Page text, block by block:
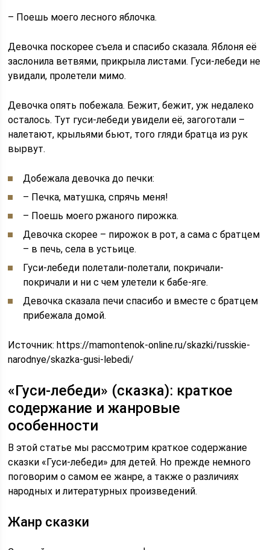
– Поешь моего лесного яблочка.
Девочка поскорее съела и спасибо сказала. Яблоня её
заслонила ветвями, прикрыла листами. Гуси-лебеди не
увидали, пролетели мимо.
Девочка опять побежала. Бежит, бежит, уж недалеко
осталось. Тут гуси-лебеди увидели её, загоготали –
налетают, крыльями бьют, того гляди братца из рук
вырвут.
Добежала девочка до печки:
– Печка, матушка, спрячь меня!
– Поешь моего ржаного пирожка.
Девочка скорее – пирожок в рот, а сама с братцем
– в печь, села в устьице.
Гуси-лебеди полетали-полетали, покричали-
покричали и ни с чем улетели к бабе-яге.
Девочка сказала печи спасибо и вместе с братцем
прибежала домой.
Источник:https://mamontenok-online.ru/skazki/russkie-
narodnye/skazka-gusi-lebedi/
«Гуси-лебеди» (сказка): краткое
содержание и жанровые
особенности
В этой статье мы рассмотрим краткое содержание
сказки «Гуси-лебеди» для детей. Но прежде немного
поговорим о самом ее жанре, а также о различиях
народных и литературных произведений.
Жанр сказки